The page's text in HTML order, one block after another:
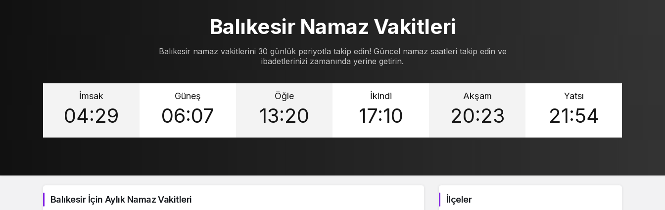
Balıkesir Namaz Vakitleri
Balıkesir namaz vakitlerini 30 günlük periyotla takip edin! Güncel namaz saatleri takip edin ve
ibadetlerinizi zamanında yerine getirin.
İmsak
04:29
Güneş
06:07
Öğle
13:20
İkindi
17:10
Akşam
20:23
Yatsı
21:54
Balıkesir İçin Aylık Namaz Vakitleri İlçeler